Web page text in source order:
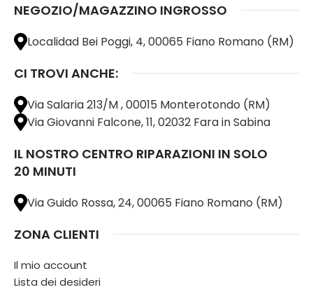
NEGOZIO/MAGAZZINO INGROSSO
Localidad Bei Poggi, 4, 00065 Fiano Romano (RM)
CI TROVI ANCHE:
Via Salaria 213/M , 00015 Monterotondo (RM)
Via Giovanni Falcone, 11, 02032 Fara in Sabina
IL NOSTRO CENTRO RIPARAZIONI IN SOLO
20 MINUTI
Via Guido Rossa, 24, 00065 Fiano Romano (RM)
ZONA CLIENTI
Il mio account
Lista dei desideri